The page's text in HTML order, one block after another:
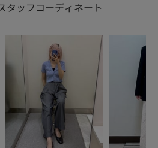
タッフコーディネート